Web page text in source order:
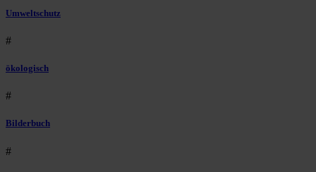
Umweltschutz
#
ökologisch
#
Bilderbuch
#